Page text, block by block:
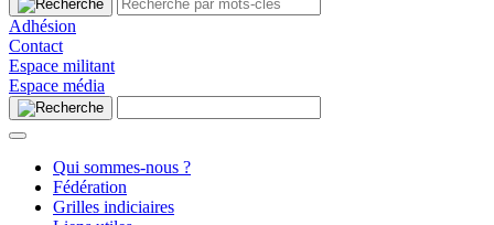
Adhésion
Contact
Espace militant
Espace média
Qui sommes-nous ?
Fédération
Grilles indiciaires